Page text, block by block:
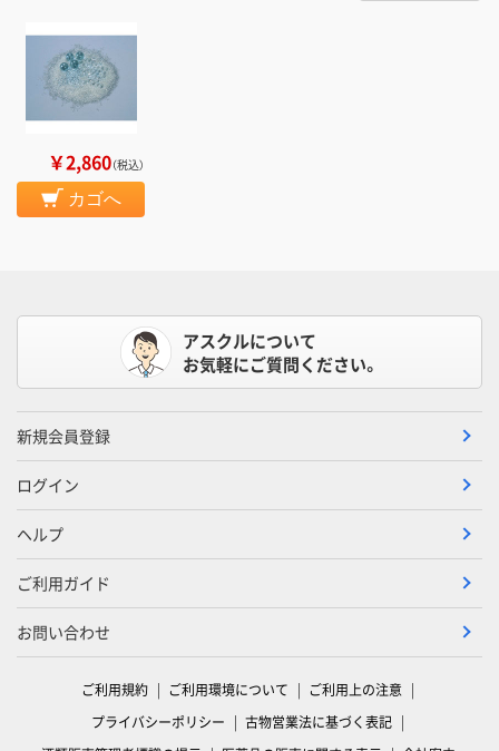
￥2,860（税込）
カゴへ
アスクルについて
お気軽にご質問ください。
新規会員登録
ログイン
ヘルプ
ご利用ガイド
お問い合わせ
ご利用規約 ご利用環境について
ご利用上の注意
プライバシーポリシー
古物営業法に基づく表記